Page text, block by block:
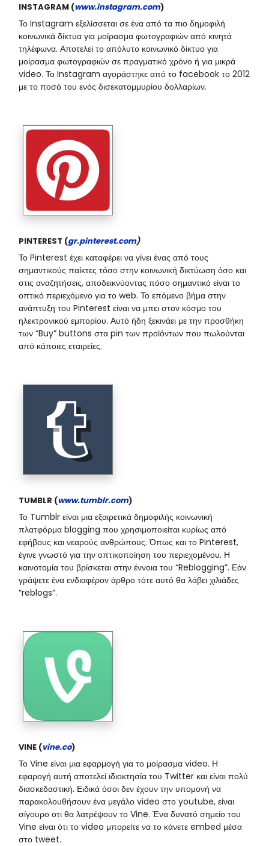
INSTAGRAM (www.instagram.com)
Το Instagram εξελίσσεται σε ένα από τα πιο δημοφιλή
κοινωνικά δίκτυα για μοίρασμα φωτογραφιών από κινητά
τηλέφωνα. Αποτελεί το απόλυτο κοινωνικό δίκτυο για
μοίρασμα φωτογραφιών σε πραγματικό χρόνο ή για μικρά
video. Το Instagram αγοράστηκε από το facebook το 2012
με το ποσό του ενός δισεκατομμυρίου δολλαρίων.
PINTEREST (gr.pinterest.com)
Το Pinterest έχει καταφέρει να γίνει ένας από τους
σημαντικούς παίκτες τόσο στην κοινωνική δικτύωση όσο και
στις αναζητήσεις, αποδεικνύοντας πόσο σημαντικό είναι το
οπτικό περιεχόμενο για το web. Το επόμενο βήμα στην
ανάπτυξη του Pinterest είναι να μπει στον κόσμο του
ηλεκτρονικού εμπορίου. Αυτό ήδη ξεκινάει με την προσθήκη
των “Buy” buttons στα pin των προϊόντων που πωλούνται
από κάποιες εταιρείες.
TUMBLR (www.tumblr.com)
Το Tumblr είναι μια εξαιρετικά δημοφιλής κοινωνική
πλατφόρμα blogging που χρησιμοποιείται κυρίως από
εφήβους και νεαρούς ανθρώπους. Όπως και το Pinterest,
έγινε γνωστό για την οπτικοποίηση του περιεχομένου. Η
καινοτομία του βρίσκεται στην έννοια του “Reblogging”. Εάν
γράψετε ένα ενδιαφέρον άρθρο τότε αυτό θα λάβει χιλιάδες
“reblogs”.
VINE (vine.co)
Το Vine είναι μια εφαρμογή για το μοίρασμα video. Η
εφαρογή αυτή αποτελεί ιδιοκτησία του Twitter και είναι πολύ
διασκεδαστική. Ειδικά όσοι δεν έχουν την υπομονή να
παρακολουθήσουν ένα μεγάλο video στο youtube, είναι
σίγουρο οτι θα λατρέψουν το Vine. Ένα δυνατό σημείο του
Vine είναι ότι το video μπορείτε να το κάνετε embed μέσα
στο tweet.